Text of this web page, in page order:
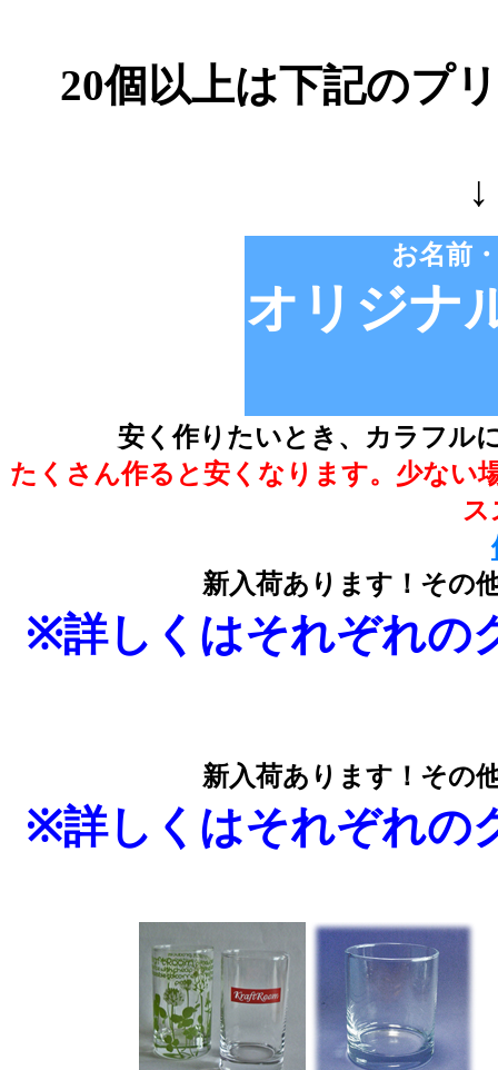
20個以上は下記のプ
お名前
オリジナ
安く作りたいとき、カラフル
たくさん作ると安くなります。少ない
ス
新入荷あります！その
※詳しくはそれぞれの
新入荷あります！その
※詳しくはそれぞれの